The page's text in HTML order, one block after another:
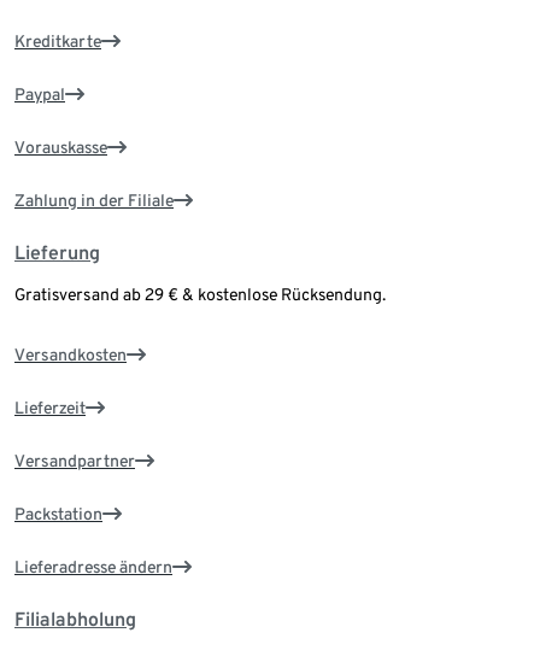
Kreditkarte
Paypal
Vorauskasse
Zahlung in der Filiale
Lieferung
Gratisversand ab 29 € & kostenlose Rücksendung.
Versandkosten
Lieferzeit
Versandpartner
Packstation
Lieferadresse ändern
Filialabholung